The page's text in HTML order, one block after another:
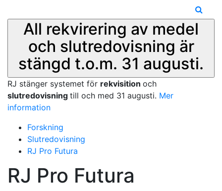
All rekvirering av medel
och slutredovisning är
stängd t.o.m. 31 augusti.
RJ stänger systemet för rekvisition och
slutredovisning till och med 31 augusti. Mer
information
Forskning
Slutredovisning
RJ Pro Futura
RJ Pro Futura